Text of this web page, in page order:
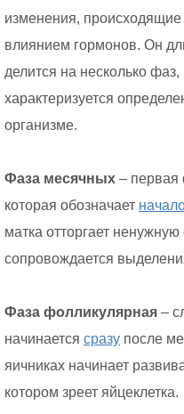
изменения,
влиянием гормонов. Он
делится на несколько
характеризуется
организме.
Фаза месячных – первая
которая обозначает
матка отторгает ненужную
сопровождается
Фаза фолликулярная –
начинается сразу после
яичниках начинает
котором зреет яйцеклетка.